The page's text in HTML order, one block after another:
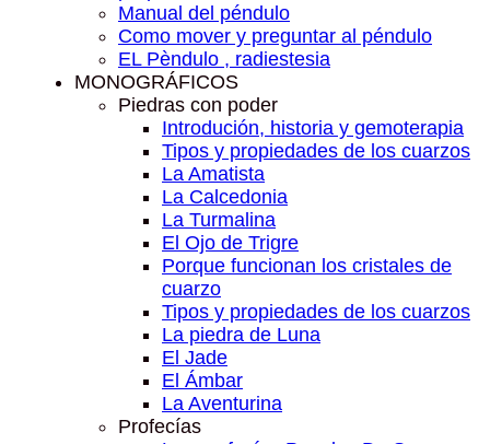
Manual del péndulo
Como mover y preguntar al péndulo
EL Pèndulo , radiestesia
MONOGRÁFICOS
Piedras con poder
Introdución, historia y gemoterapia
Tipos y propiedades de los cuarzos
La Amatista
La Calcedonia
La Turmalina
El Ojo de Trigre
Porque funcionan los cristales de
cuarzo
Tipos y propiedades de los cuarzos
La piedra de Luna
El Jade
El Ámbar
La Aventurina
Profecías